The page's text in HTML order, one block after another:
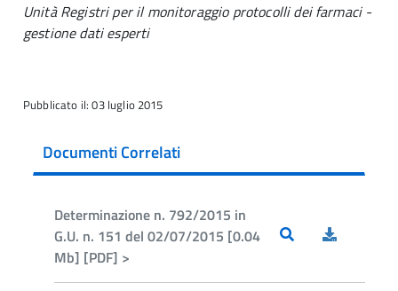
Unità Registri per il monitoraggio protocolli dei farmaci -
gestione dati esperti
Pubblicato il: 03 luglio 2015
Documenti Correlati
Determinazione n. 792/2015 in
G.U. n. 151 del 02/07/2015 [0.04
Mb] [PDF] >